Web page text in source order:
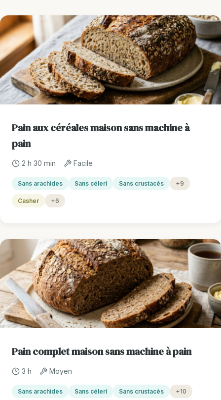
Pain aux céréales maison sans machine à
pain
2 h 30 min Facile
Sans arachides Sans céleri Sans crustacés +9
Casher +6
Pain complet maison sans machine à pain
3 h Moyen
Sans arachides Sans céleri Sans crustacés +10